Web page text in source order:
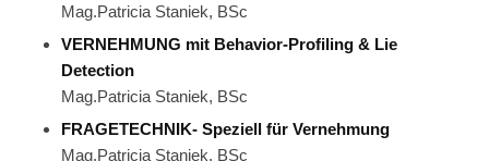
Mag.Patricia Staniek, BSc
VERNEHMUNG mit Behavior-Profiling & Lie
Detection
Mag.Patricia Staniek, BSc
FRAGETECHNIK- Speziell für Vernehmung
Mag.Patricia Staniek, BSc